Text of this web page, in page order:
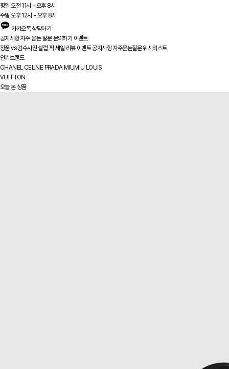
평일 오전 11시 - 오후 8시
주말 오후 12시 - 오후 8시
카카오톡 상담하기
공지사항자주 묻는 질문문의하기 이벤트
정품 vs검수사진셀럽 픽 세일 리뷰 이벤트공지사항 자주묻는질문위시리스트
인기브랜드
CHANEL CELINE PRADA MIUMIU LOUIS
VUITTON
오늘 본 상품